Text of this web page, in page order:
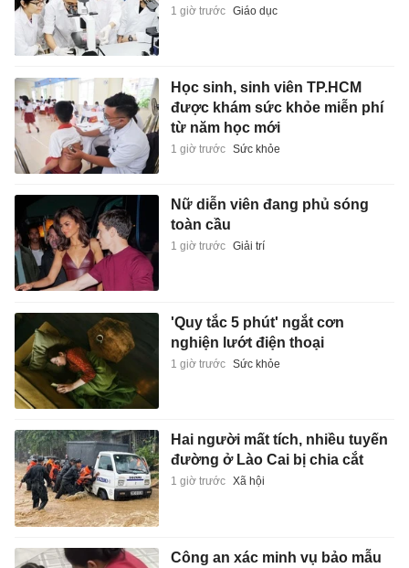
1 giờ trước Giáo dục
Học sinh, sinh viên TP.HCM
được khám sức khỏe miễn phí
từ năm học mới
1 giờ trước Sức khỏe
Nữ diễn viên đang phủ sóng
toàn cầu
1 giờ trước Giải trí
'Quy tắc 5 phút' ngắt cơn
nghiện lướt điện thoại
1 giờ trước Sức khỏe
Hai người mất tích, nhiều tuyến
đường ở Lào Cai bị chia cắt
1 giờ trước Xã hội
Công an xác minh vụ bảo mẫu